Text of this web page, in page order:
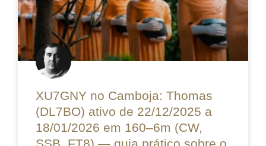
XU7GNY no Camboja: Thomas
(DL7BO) ativo de 22/12/2025 a
18/01/2026 em 160–6m (CW,